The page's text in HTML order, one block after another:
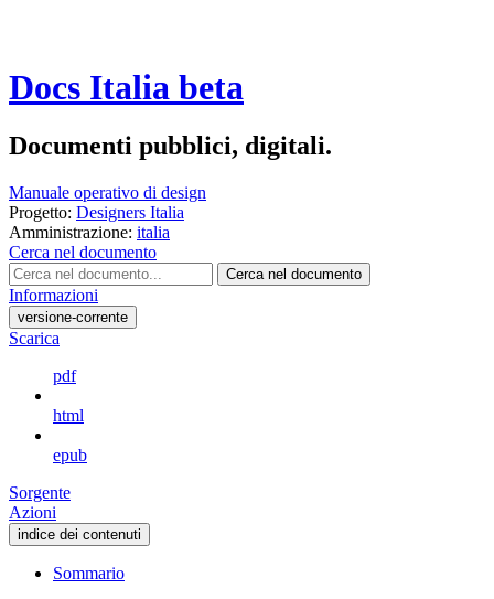
Docs Italia beta
Documenti pubblici, digitali.
Manuale operativo di design
Progetto: Designers Italia
Amministrazione: italia
Cerca nel documento
Cerca nel documento
Informazioni
versione-corrente
Scarica
pdf
html
epub
Sorgente
Azioni
indice dei contenuti
Sommario